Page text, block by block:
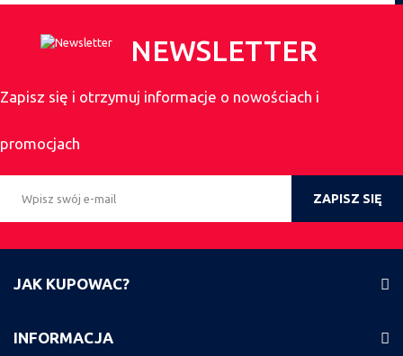
NEWSLETTER
Zapisz się i otrzymuj informacje o nowościach i
promocjach
ZAPISZ SIĘ
JAK KUPOWAC?
INFORMACJA